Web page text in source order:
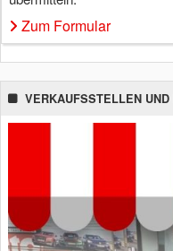
Zum Formular
VERKAUFSSTELLEN